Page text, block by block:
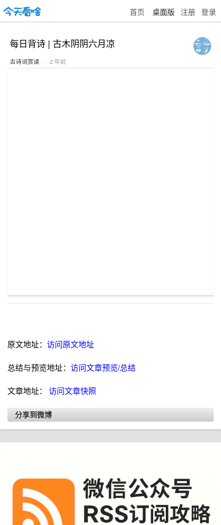
首页 桌面版 注册 登录
每日背诗 | 古木阴阴六月凉
古诗词赏读 · · 2 年前
原文地址： 访问原文地址
总结与预览地址： 访问文章预览/总结
文章地址： 访问文章快照
分享到微博